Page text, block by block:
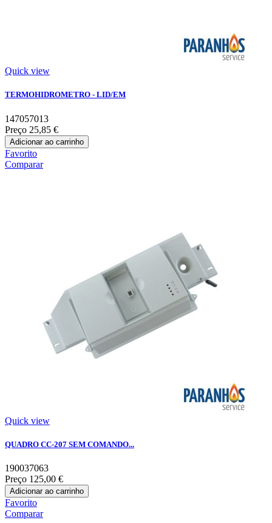
Quick view
TERMOHIDROMETRO - LID/EM
147057013
Preço 25,85 €
Adicionar ao carrinho
Favorito
Comparar
Quick view
QUADRO CC-207 SEM COMANDO...
190037063
Preço 125,00 €
Adicionar ao carrinho
Favorito
Comparar